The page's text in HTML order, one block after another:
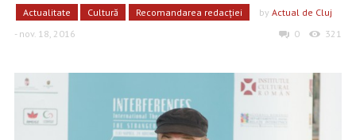
Actualitate Cultură Recomandarea redacției by Actual de Cluj
- nov. 18, 2016
0 321